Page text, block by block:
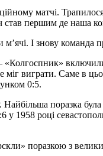
матчі.
першим де наша
І знову
«Колгоспник»
виграти. Саме в
0:5.
поразка
1958 році
поразкою з